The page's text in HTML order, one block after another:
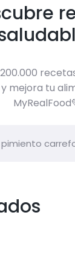
mejora tu